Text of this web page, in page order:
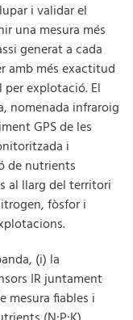
i validar el
una mesura més
generat a cada
amb més exactitud
explotació. El
nomenada infraroig
GPS de les
i
de nutrients
al llarg del territori
fòsfor i
(i) la
IR juntament
mesura fiables i